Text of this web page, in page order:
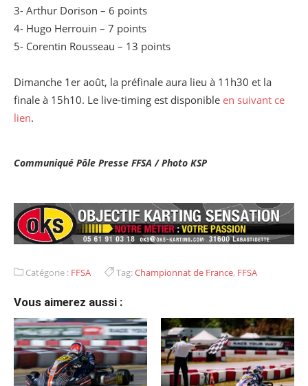
3- Arthur Dorison – 6 points
4- Hugo Herrouin – 7 points
5- Corentin Rousseau – 13 points
Dimanche 1er août, la préfinale aura lieu à 11h30 et la
finale à 15h10. Le live-timing est disponible en suivant ce
lien.
Communiqué Pôle Presse FFSA / Photo KSP
Catégorie : FFSA Tag:Championnat de France, FFSA
Vous aimerez aussi :